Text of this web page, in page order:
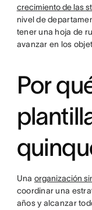
crecimiento de las
nivel de
tener una hoja de
avanzar en los
Por
Una organización
coordinar una
años y alcanzar